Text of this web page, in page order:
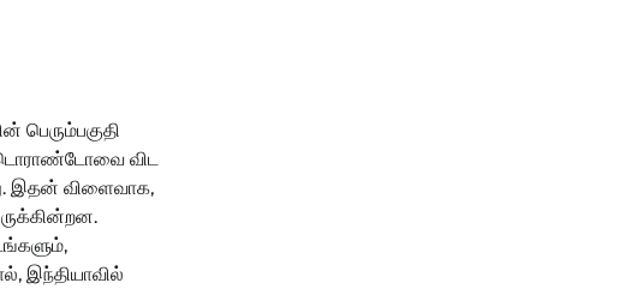
பெரும்பகுதி
டொராண்டோவை விட
இதன் விளைவாக,
இந்தியாவில்